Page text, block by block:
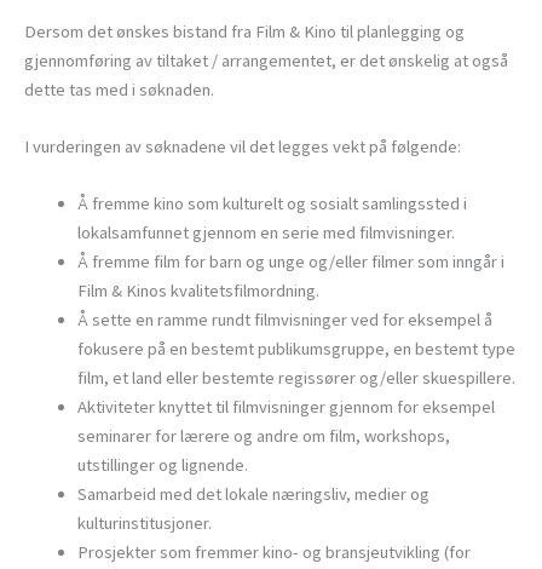
Dersom det ønskes bistand fra Film & Kino til planlegging og
gjennomføring av tiltaket / arrangementet, er det ønskelig at også
dette tas med i søknaden.
I vurderingen av søknadene vil det legges vekt på følgende:
Å fremme kino som kulturelt og sosialt samlingssted i
lokalsamfunnet gjennom en serie med filmvisninger.
Å fremme film for barn og unge og/eller filmer som inngår i
Film & Kinos kvalitetsfilmordning.
Å sette en ramme rundt filmvisninger ved for eksempel å
fokusere på en bestemt publikumsgruppe, en bestemt type
film, et land eller bestemte regissører og/eller skuespillere.
Aktiviteter knyttet til filmvisninger gjennom for eksempel
seminarer for lærere og andre om film, workshops,
utstillinger og lignende.
Samarbeid med det lokale næringsliv, medier og
kulturinstitusjoner.
Prosjekter som fremmer kino- og bransjeutvikling (for